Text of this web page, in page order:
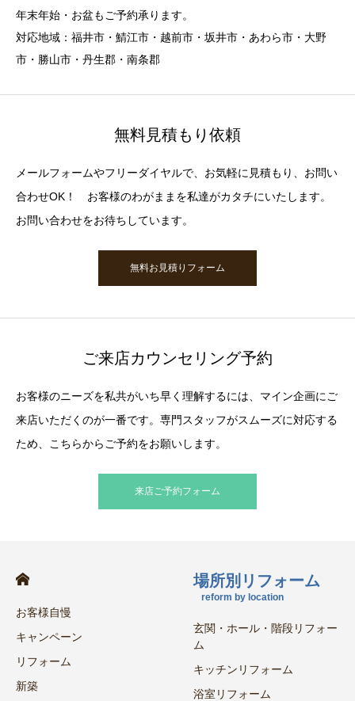
年末年始・お盆もご予約承ります。
対応地域：福井市・鯖江市・越前市・坂井市・あわら市・大野
市・勝山市・丹生郡・南条郡
無料見積もり依頼
メールフォームやフリーダイヤルで、お気軽に見積もり、お問い
合わせOK！ お客様のわがままを私達がカタチにいたします。
お問い合わせをお待ちしています。
無料お見積りフォーム
ご来店カウンセリング予約
お客様のニーズを私共がいち早く理解するには、マイン企画にご
来店いただくのが一番です。専門スタッフがスムーズに対応する
ため、こちらからご予約をお願いします。
来店ご予約フォーム
お客様自慢
キャンペーン
リフォーム
新築
場所別リフォーム
reform by location
玄関・ホール・階段リフォー
ム
キッチンリフォーム
浴室リフォーム